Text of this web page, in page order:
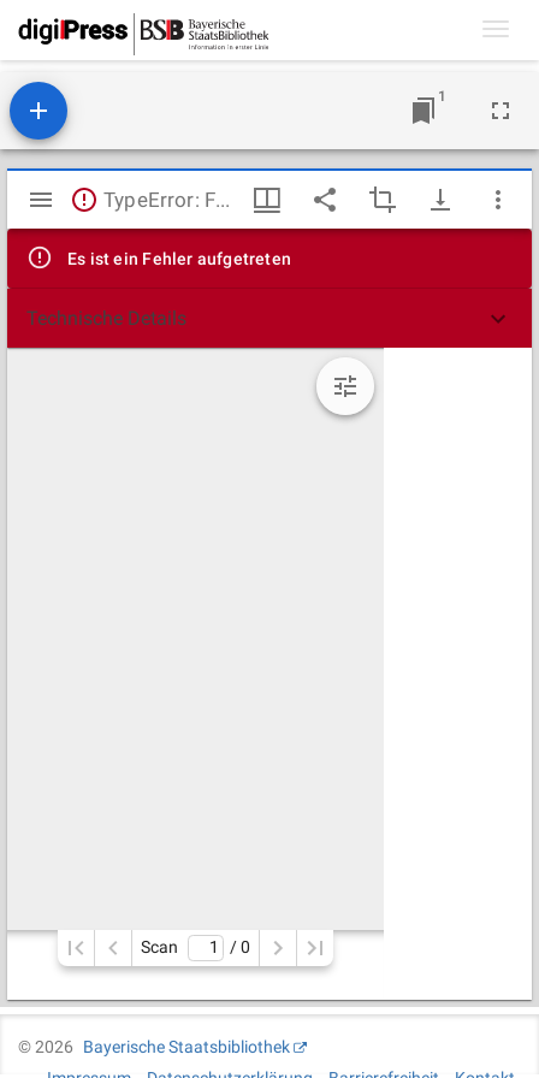
1
Mirador
Viewer
TypeError: Failed to fetch
Es ist ein Fehler aufgetreten
Technische Details
Scan / 0
©2026
Bayerische Staatsbibliothek